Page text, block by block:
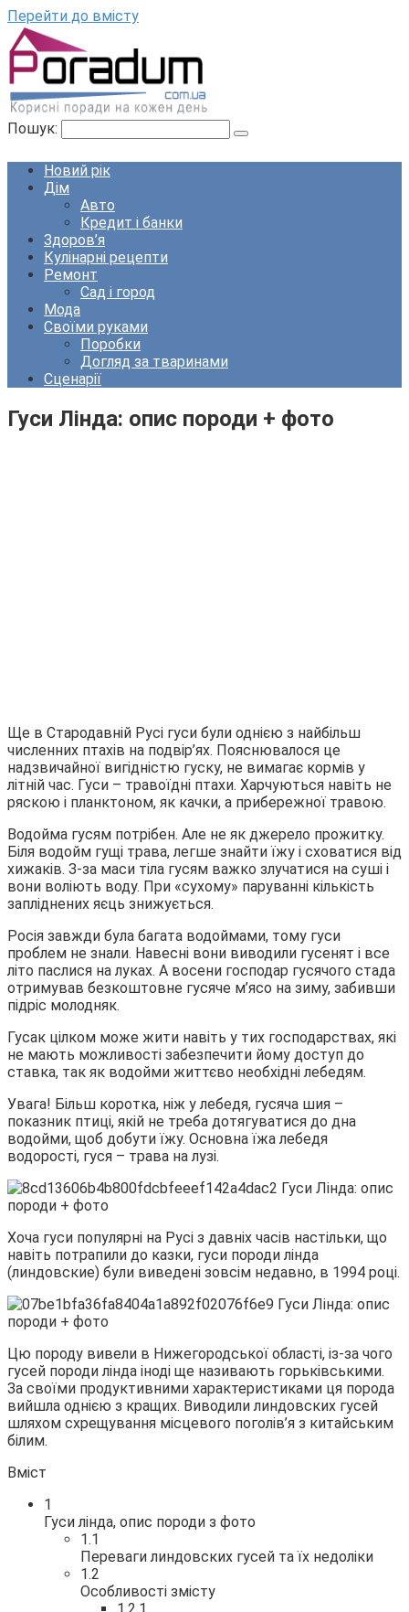
Перейти до вмісту
Пошук:
Новий рік
Дім
Авто
Кредит і банки
Здоров’я
Кулінарні рецепти
Ремонт
Сад і город
Мода
Своїми руками
Поробки
Догляд за тваринами
Сценарії
Гуси Лінда: опис породи + фото
Ще в Стародавній Русі гуси були однією з найбільш
численних птахів на подвір’ях. Пояснювалося це
надзвичайної вигідністю гуску, не вимагає кормів у
літній час. Гуси – травоїдні птахи. Харчуються навіть не
ряскою і планктоном, як качки, а прибережної травою.
Водойма гусям потрібен. Але не як джерело прожитку.
Біля водойм гущі трава, легше знайти їжу і сховатися від
хижаків. З-за маси тіла гусям важко злучатися на суші і
вони воліють воду. При «сухому» паруванні кількість
запліднених яєць знижується.
Росія завжди була багата водоймами, тому гуси
проблем не знали. Навесні вони виводили гусенят і все
літо паслися на луках. А восени господар гусячого стада
отримував безкоштовне гусяче м’ясо на зиму, забивши
підріс молодняк.
Гусак цілком може жити навіть у тих господарствах, які
не мають можливості забезпечити йому доступ до
ставка, так як водойми життєво необхідні лебедям.
Увага! Більш коротка, ніж у лебедя, гусяча шия –
показник птиці, якій не треба дотягуватися до дна
водойми, щоб добути їжу. Основна їжа лебедя
водорості, гуся – трава на лузі.
Хоча гуси популярні на Русі з давніх часів настільки, що
навіть потрапили до казки, гуси породи лінда
(линдовские) були виведені зовсім недавно, в 1994 році.
Цю породу вивели в Нижегородської області, із-за чого
гусей породи лінда іноді ще називають горьківськими.
За своїми продуктивними характеристиками ця порода
вийшла однією з кращих. Виводили линдовских гусей
шляхом схрещування місцевого поголів’я з китайським
білим.
Вміст
1
Гуси лінда, опис породи з фото
1.1
Переваги линдовских гусей та їх недоліки
1.2
Особливості змісту